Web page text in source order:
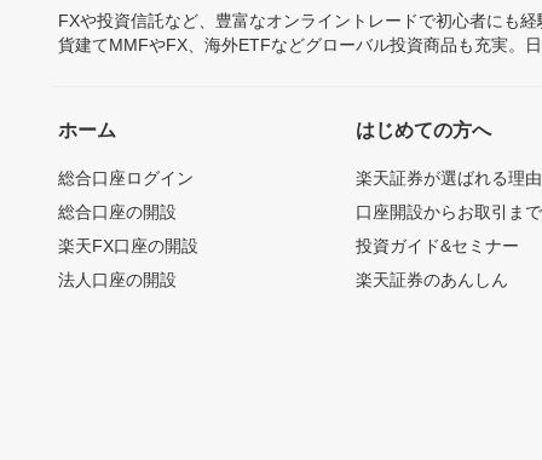
FXや投資信託など、豊富なオンライントレードで初心者にも
貨建てMMFやFX、海外ETFなどグローバル投資商品も充実。
ホーム
総合口座ログイン
総合口座の開設
楽天FX口座の開設
法人口座の開設
はじめての方へ
楽天証券が選ばれる理由
口座開設からお取引ま
投資ガイド&セミナー
楽天証券のあんしん